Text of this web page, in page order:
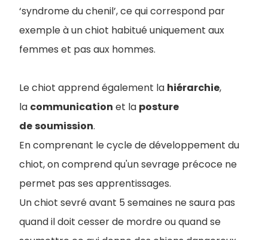
‘syndrome du chenil’, ce qui correspond par
exemple à un chiot habitué uniquement aux
femmes et pas aux hommes.
Le chiot apprend également la hiérarchie,
la communication et la posture
desoumission.
En comprenant le cycle de développement du
chiot, on comprend qu'un sevrage précoce ne
permet pas ses apprentissages.
Un chiot sevré avant 5 semaines ne saura pas
quand il doit cesser de mordre ou quand se